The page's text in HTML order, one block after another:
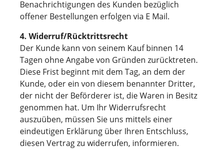
Benachrichtigungen des Kunden bezüglich
offener Bestellungen erfolgen via E Mail.
4. Widerruf/Rücktrittsrecht
Der Kunde kann von seinem Kauf binnen 14
Tagen ohne Angabe von Gründen zurücktreten.
Diese Frist beginnt mit dem Tag, an dem der
Kunde, oder ein von diesem benannter Dritter,
der nicht der Beförderer ist, die Waren in Besitz
genommen hat. Um Ihr Widerrufsrecht
auszuüben, müssen Sie uns mittels einer
eindeutigen Erklärung über Ihren Entschluss,
diesen Vertrag zu widerrufen, informieren.